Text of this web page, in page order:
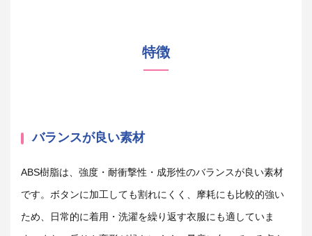
特徴
バランスが良い素材
ABS樹脂は、強度・耐衝撃性・成形性のバランスが良い素材
です。ボタンに加工しても割れにくく、摩耗にも比較的強い
ため、日常的に着用・洗濯を繰り返す衣服にも適していま